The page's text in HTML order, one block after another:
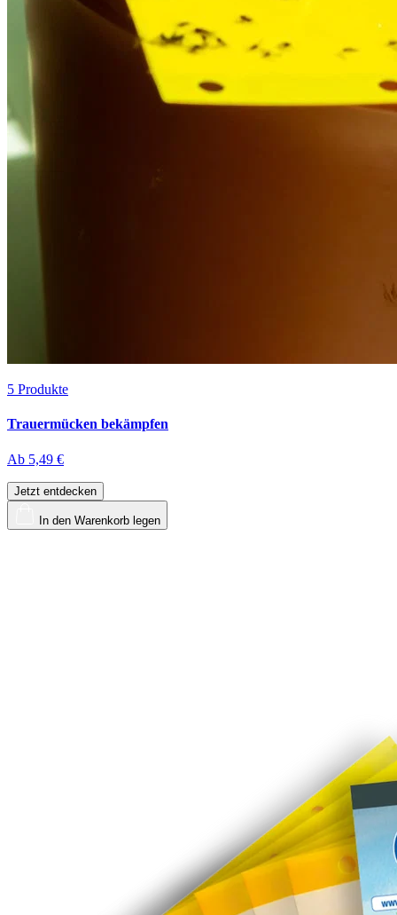
5 Produkte
Trauermücken bekämpfen
Ab 5,49 €
Jetzt entdecken
In den Warenkorb legen